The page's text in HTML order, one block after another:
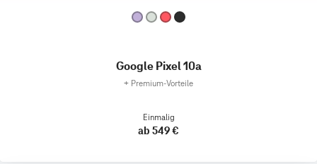
Google Pixel 10a
+ Premium‑Vorteile
Einmalig
ab 549 €